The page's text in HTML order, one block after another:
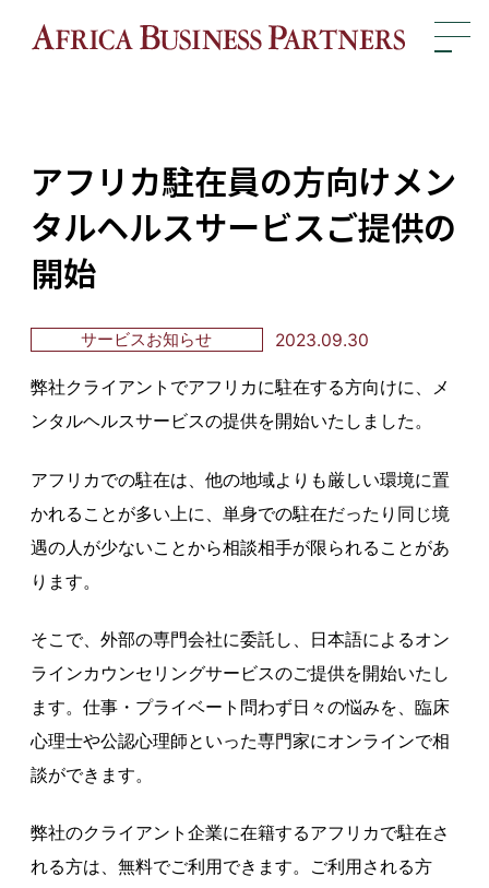
アフリカ駐在員の方向けメン
タルヘルスサービスご提供の
開始
サービスお知らせ 2023.09.30
弊社クライアントでアフリカに駐在する方向けに、メ
ンタルヘルスサービスの提供を開始いたしました。
アフリカでの駐在は、他の地域よりも厳しい環境に置
かれることが多い上に、単身での駐在だったり同じ境
遇の人が少ないことから相談相手が限られることがあ
ります。
そこで、外部の専門会社に委託し、日本語によるオン
ラインカウンセリングサービスのご提供を開始いたし
ます。仕事・プライベート問わず日々の悩みを、臨床
心理士や公認心理師といった専門家にオンラインで相
談ができます。
弊社のクライアント企業に在籍するアフリカで駐在さ
れる方は、無料でご利用できます。ご利用される方